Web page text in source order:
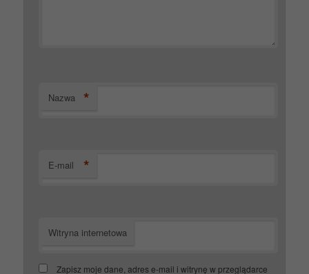
Nazwa *
E-mail *
Witryna internetowa
Zapisz moje dane, adres e-mail i witrynę w przeglądarce